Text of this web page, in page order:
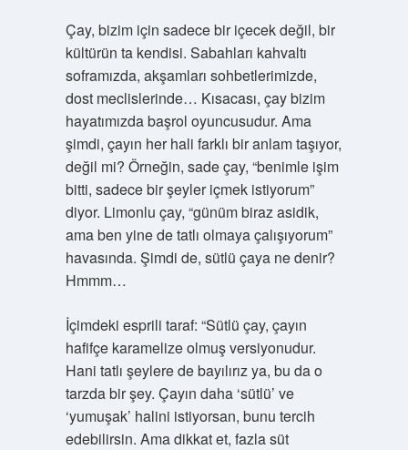
Çay, bizim için sadece bir içecek değil, bir
kültürün ta kendisi. Sabahları kahvaltı
soframızda, akşamları sohbetlerimizde,
dost meclislerinde… Kısacası, çay bizim
hayatımızda başrol oyuncusudur. Ama
şimdi, çayın her hali farklı bir anlam taşıyor,
değil mi? Örneğin, sade çay, “benimle işim
bitti, sadece bir şeyler içmek istiyorum”
diyor. Limonlu çay, “günüm biraz asidik,
ama ben yine de tatlı olmaya çalışıyorum”
havasında. Şimdi de, sütlü çaya ne denir?
Hmmm…
İçimdeki esprili taraf: “Sütlü çay, çayın
hafifçe karamelize olmuş versiyonudur.
Hani tatlı şeylere de bayılırız ya, bu da o
tarzda bir şey. Çayın daha ‘sütlü’ ve
‘yumuşak’ halini istiyorsan, bunu tercih
edebilirsin. Ama dikkat et, fazla süt